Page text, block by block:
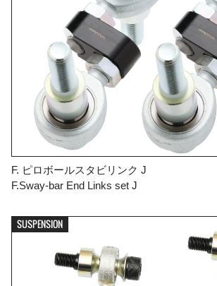
F. ピロボールスタビリンク J
F.Sway-bar End Links set J
SUSPENSION